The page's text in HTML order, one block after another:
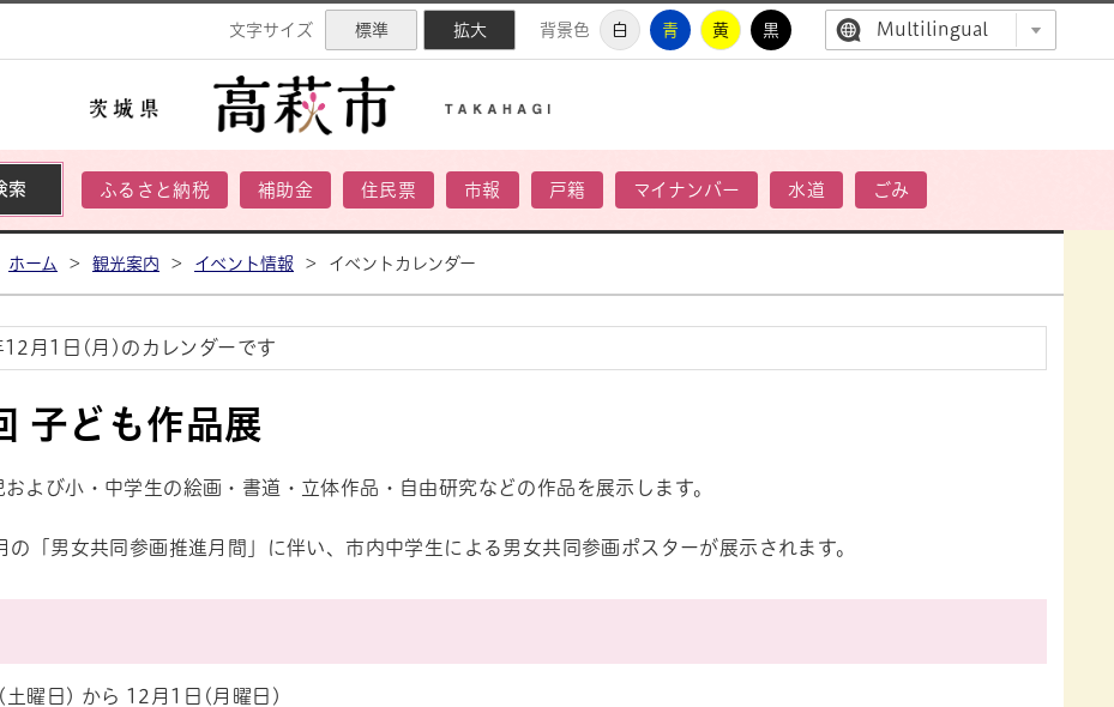
ネル 文字サイズ 標準 拡大 背景色 白 青 黄 黒 Multilingual
ふるさと納税 補助金 住民票 市報 戸籍 マイナンバー 水道 ごみ
ホーム > 観光案内 > イベント情報 > イベントカレンダー
月1日(月)のカレンダーです
子ども作品展
および小・中学生の絵画・書道・立体作品・自由研究などの作品を展示します。
の「男女共同参画推進月間」に伴い、市内中学生による男女共同参画ポスターが展示されます。
曜日) から 12月1日(月曜日)